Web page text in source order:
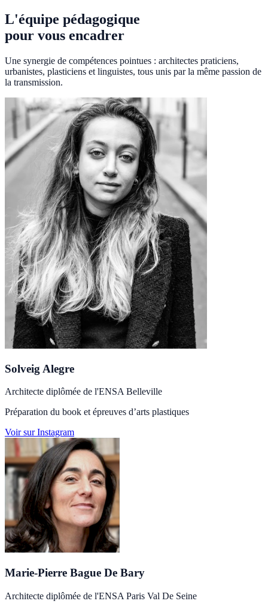
L'équipe pédagogique
pour vous encadrer
Une synergie de compétences pointues : architectes praticiens,
urbanistes, plasticiens et linguistes, tous unis par la même passion de
la transmission.
Solveig Alegre
Architecte diplômée de l'ENSA Belleville
Préparation du book et épreuves d’arts plastiques
Voir sur Instagram
Marie-Pierre Bague De Bary
Architecte diplômée de l'ENSA Paris Val De Seine